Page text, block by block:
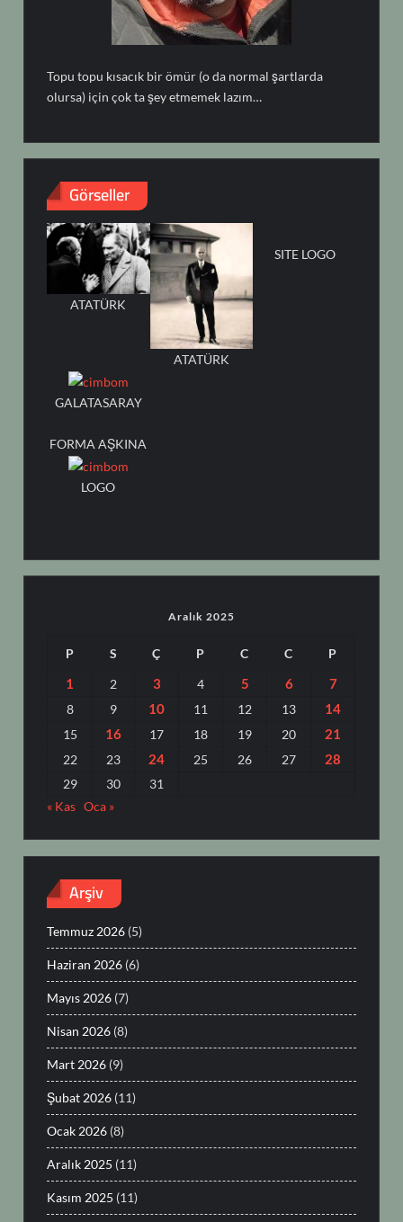
Topu topu kısacık bir ömür (o da normal şartlarda
olursa) için çok ta şey etmemek lazım…
Görseller
ATATÜRK
ATATÜRK
SITE LOGO
GALATASARAY
FORMA AŞKINA
LOGO
Aralık 2025
P S Ç P C C P
1 2 3 4 5 6 7
8 9 10 11 12 13 14
15 16 17 18 19 20 21
22 23 24 25 26 27 28
29 30
31
« Kas Oca »
Arşiv
Temmuz 2026 (5)
Haziran 2026 (6)
Mayıs 2026 (7)
Nisan 2026 (8)
Mart 2026 (9)
Şubat 2026 (11)
Ocak 2026 (8)
Aralık 2025 (11)
Kasım 2025 (11)